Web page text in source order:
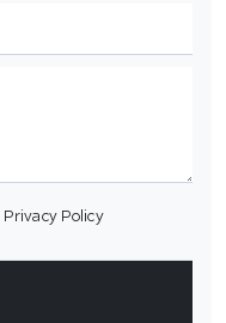
Privacy Policy